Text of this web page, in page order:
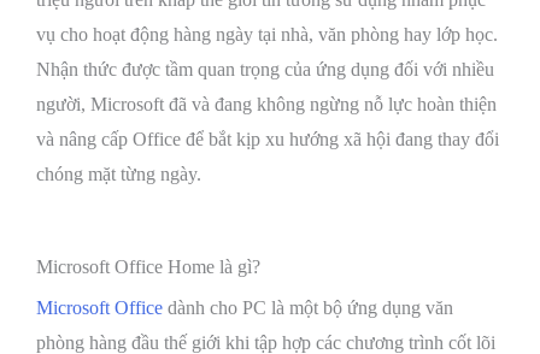
vụ cho hoạt động hàng ngày tại nhà, văn phòng hay lớp học.
Nhận thức được tầm quan trọng của ứng dụng đối với nhiều
người, Microsoft đã và đang không ngừng nỗ lực hoàn thiện
và nâng cấp Office để bắt kịp xu hướng xã hội đang thay đổi
chóng mặt từng ngày.
Microsoft Office Home là gì?
Microsoft Office dành cho PC là một bộ ứng dụng văn
phòng hàng đầu thế giới khi tập hợp các chương trình cốt lõi